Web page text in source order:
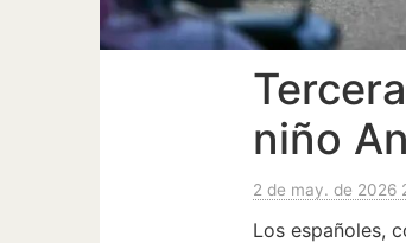
niño
2 de may. de 2026
Los españoles,